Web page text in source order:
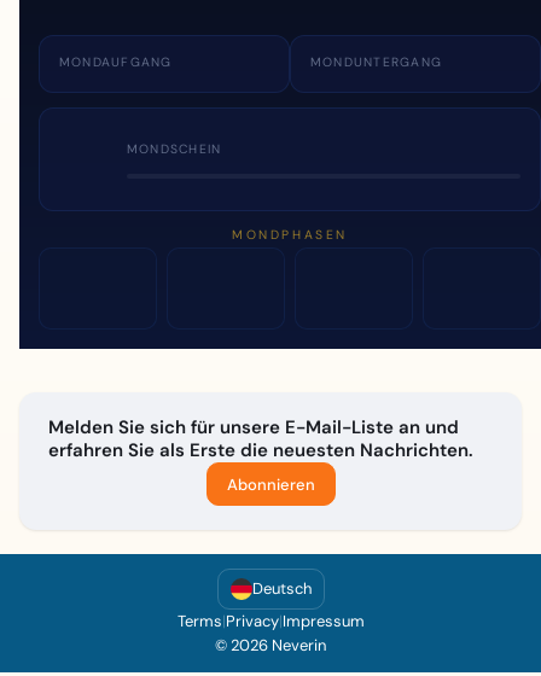
MONDAUFGANG MONDUNTERGANG
MONDSCHEIN
MONDPHASEN
Melden Sie sich für unsere E-Mail-Liste an und
erfahren Sie als Erste die neuesten Nachrichten.
Abonnieren
Deutsch
Terms|Privacy|Impressum
© 2026 Neverin